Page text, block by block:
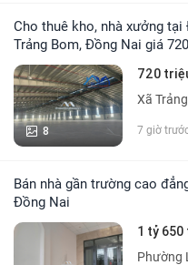
Cho thuê kho, nhà xưởng tại Đường Nguyễn Trãi, Trảng Bom,
Trảng Bom, Đồng Nai giá
8
720
Xã
7 giờ
Bán nhà gần trường cao đẳng Lê Quý Đôn phường Long Hưng
Đồng Nai
1 tỷ
Phường